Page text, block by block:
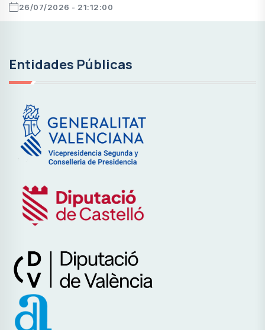
26/07/2026 - 21:12:00
Entidades Públicas